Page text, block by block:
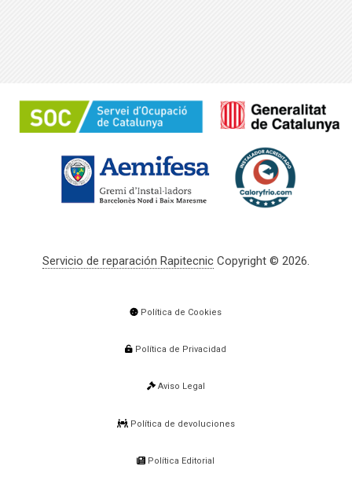
Servicio de reparación RapitecnicCopyright © 2026.
Política de Cookies
Política de Privacidad
Aviso Legal
Política de devoluciones
Política Editorial